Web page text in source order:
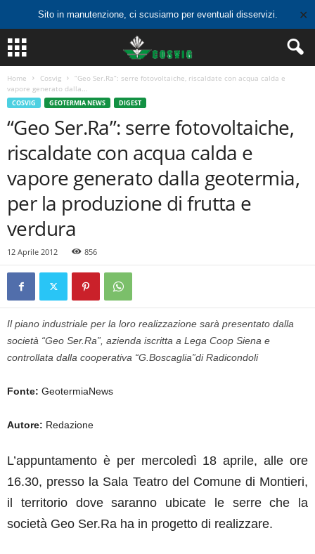
Sito in manutenzione, ci scusiamo per eventuali disservizi. ✕
Home Cosvig
“Geo Ser.Ra”: serre fotovoltaiche, riscaldate con acqua calda e
vapore generato dalla...
COSVIG GEOTERMIA NEWS DIGEST
“Geo Ser.Ra”: serre fotovoltaiche,
riscaldate con acqua calda e
vapore generato dalla geotermia,
per la produzione di frutta e
verdura
12 Aprile 2012 856
Il piano industriale per la loro realizzazione sarà presentato dalla
società “Geo Ser.Ra”, azienda iscritta a Lega Coop Siena e
controllata dalla cooperativa “G.Boscaglia”di Radicondoli
Fonte: GeotermiaNews
Autore: Redazione
L’appuntamento è per mercoledì 18 aprile, alle ore
16.30, presso la Sala Teatro del Comune di Montieri,
il territorio dove saranno ubicate le serre che la
società Geo Ser.Ra ha in progetto di realizzare.